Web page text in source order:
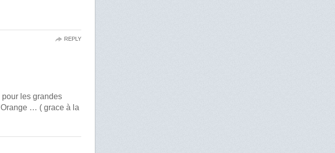
pour les grandes
… ( grace à la
REPLY